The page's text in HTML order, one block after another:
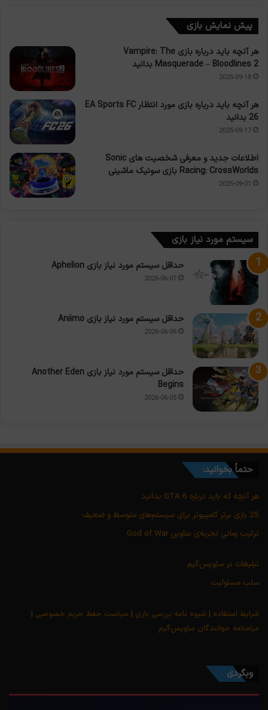
پیش نمایش بازی
هر آنچه باید درباره بازی Vampire: The
Masquerade – Bloodlines 2 بدانید
2025-09-18
هر آنچه باید درباره بازی مورد انتظار EA Sports FC
26 بدانید
2025-09-17
اطلاعات جدید و معرفی شخصیت های Sonic
Racing: CrossWorlds بازی سونیک ماشینی
2025-09-01
سیستم مورد نیاز بازی
حداقل سیستم مورد نیاز بازی Aphelion
2026-06-07
حداقل سیستم مورد نیاز بازی Aniimo
2026-06-06
حداقل سیستم مورد نیاز بازی Another Eden
Begins
2026-06-05
حتماً بخوانید:
هر آنچه که باید درباره GTA 6 بدانید
25 بازی برتر کامپیوتر برای سیستم‌های متوسط و ضعیف
ترتیب زمانی تجربه‌ی عناوین God of War
تبلیغات در ساویس‌گیم
سلب مسئولیت
شرایط استفاده | شیوه نامه بررسی بازی | سیاست حفظ حریم خصوصی |
مرامنامه خوانندگان ساویس‌گیم
وبگردی